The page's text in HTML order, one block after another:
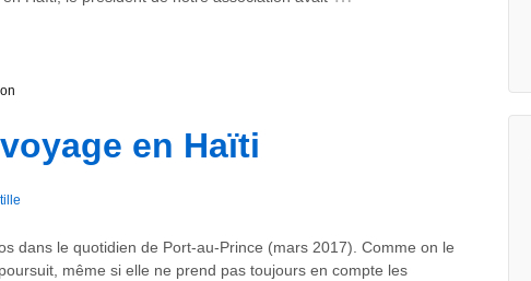
en Haïti
dans le quotidien de Port-au-Prince (mars 2017). Comme on le
même si elle ne prend pas toujours en compte les